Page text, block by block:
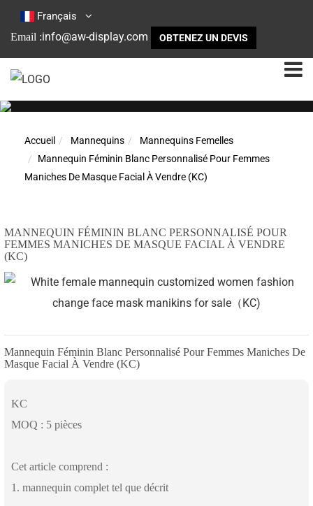
Français
Email :info@aw-display.com OBTENEZ UN DEVIS
Accueil Mannequins
Mannequins Femelles
Mannequin Féminin Blanc Personnalisé Pour Femmes
Maniches De Masque Facial À Vendre (KC)
MANNEQUIN FÉMININ BLANC PERSONNALISÉ POUR
FEMMES MANICHES DE MASQUE FACIAL À VENDRE
(KC)
Mannequin Féminin Blanc Personnalisé Pour Femmes Maniches De
Masque Facial À Vendre (KC)
KC
MOQ : 5 pièces
Cet article comprend :
1. mannequin complet tel que décrit